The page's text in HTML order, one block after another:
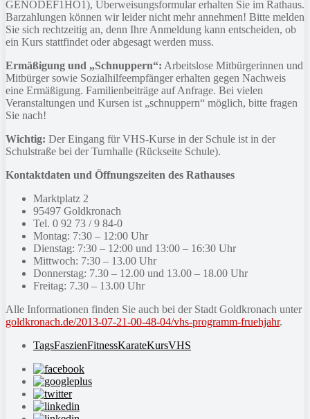
GENODEF1HO1), Überweisungsformular erhalten Sie im Rathaus.
Barzahlungen können wir leider nicht mehr annehmen! Bitte melden
Sie sich rechtzeitig an, denn Ihre Anmeldung kann entscheiden, ob
ein Kurs stattfindet oder abgesagt werden muss.
Ermäßigung und „Schnuppern“: Arbeitslose Mitbürgerinnen und
Mitbürger sowie Sozialhilfeempfänger erhalten gegen Nachweis
eine Ermäßigung. Familienbeiträge auf Anfrage. Bei vielen
Veranstaltungen und Kursen ist „schnuppern“ möglich, bitte fragen
Sie nach!
Wichtig: Der Eingang für VHS-Kurse in der Schule ist in der
Schulstraße bei der Turnhalle (Rückseite Schule).
Kontaktdaten und Öffnungszeiten des Rathauses
Marktplatz 2
95497 Goldkronach
Tel. 0 92 73 / 9 84-0
Montag: 7:30 – 12:00 Uhr
Dienstag: 7:30 – 12:00 und 13:00 – 16:30 Uhr
Mittwoch: 7:30 – 13.00 Uhr
Donnerstag: 7.30 – 12.00 und 13.00 – 18.00 Uhr
Freitag: 7.30 – 13.00 Uhr
Alle Informationen finden Sie auch bei der Stadt Goldkronach unter
goldkronach.de/2013-07-21-00-48-04/vhs-programm-fruehjahr.
TagsFaszienFitnessKarateKursVHS